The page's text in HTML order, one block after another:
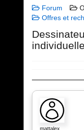
Forum
Offres et
mattalex